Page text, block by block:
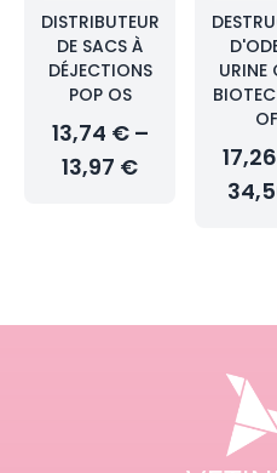
DISTRIBUTEUR
DE SACS À
DÉJECTIONS
POP OS
13,74 € –
13,97 €
URINE